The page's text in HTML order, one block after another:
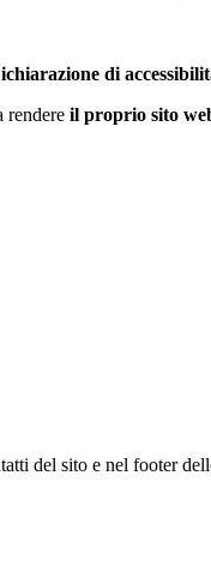
di
rendere il proprio sito
del sito e nel footer